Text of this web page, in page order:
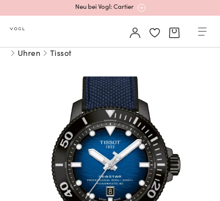
Neu bei Vogl: Cartier
Mehr erfahren: Ikonische Uhren von Cartier
Rolex Certified Pre-Owned entdecken
Neu bei Vogl: Uhren von Grand Seiko
Neu bei Vogl: Cartier
Uhren Tissot